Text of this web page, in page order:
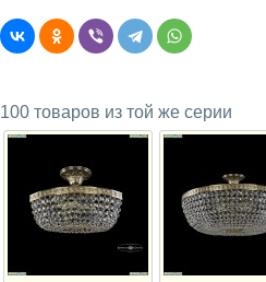
100 товаров из той же серии